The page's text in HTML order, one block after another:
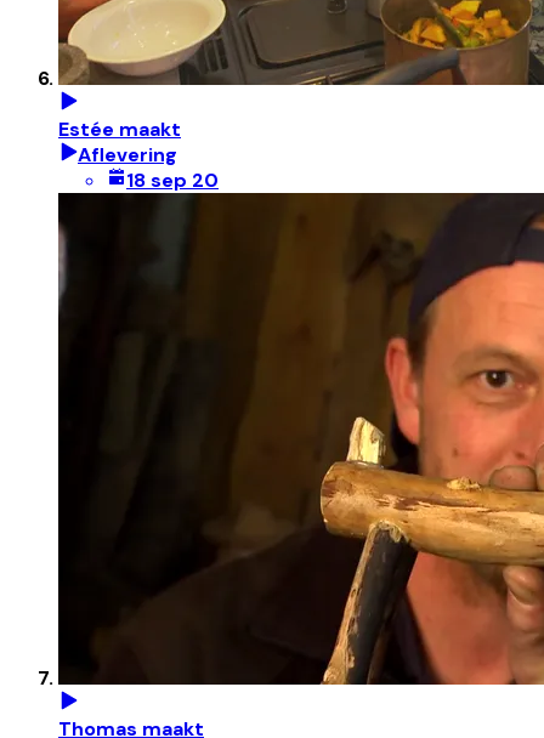
Estée maakt
Aflevering
18 sep 20
Thomas maakt